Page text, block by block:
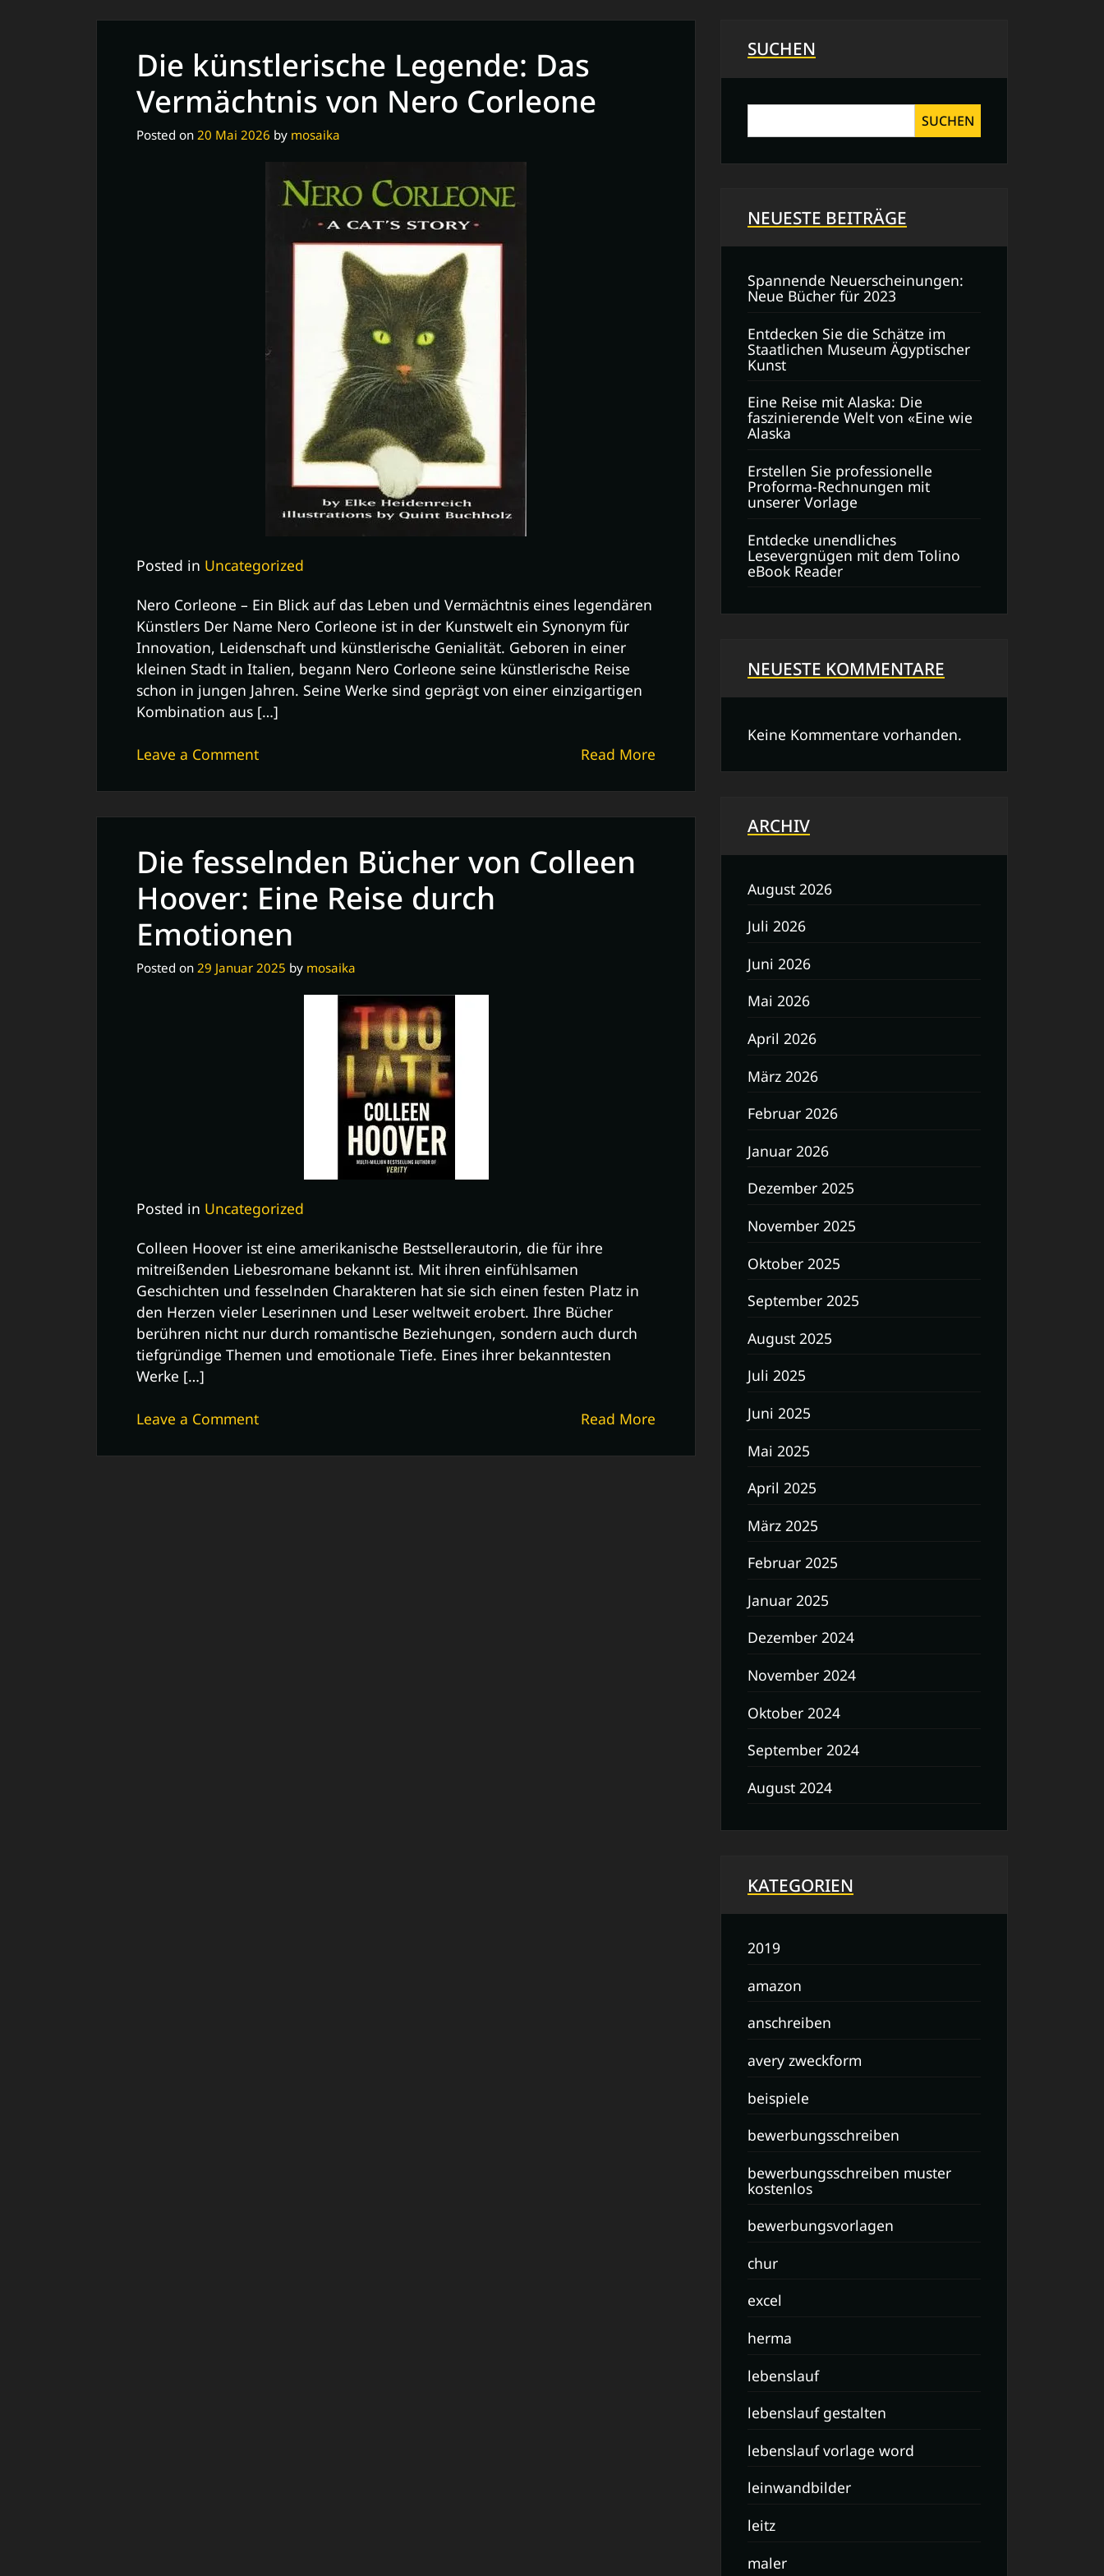
Die künstlerische Legende: Das
Vermächtnis von Nero Corleone
Posted on 20 Mai 2026 by mosaika
Posted in Uncategorized
Nero Corleone – Ein Blick auf das Leben und Vermächtnis eines legendären
Künstlers Der Name Nero Corleone ist in der Kunstwelt ein Synonym für
Innovation, Leidenschaft und künstlerische Genialität. Geboren in einer
kleinen Stadt in Italien, begann Nero Corleone seine künstlerische Reise
schon in jungen Jahren. Seine Werke sind geprägt von einer einzigartigen
Kombination aus […]
Read More
Leave a Commenton
künstlerische
Legende:
Vermächtnis
von
Nero
Corleone
Die fesselnden Bücher von Colleen
Hoover: Eine Reise durch
Emotionen
Posted on 29 Januar 2025 by mosaika
Posted in Uncategorized
Colleen Hoover ist eine amerikanische Bestsellerautorin, die für ihre
mitreißenden Liebesromane bekannt ist. Mit ihren einfühlsamen
Geschichten und fesselnden Charakteren hat sie sich einen festen Platz in
den Herzen vieler Leserinnen und Leser weltweit erobert. Ihre Bücher
berühren nicht nur durch romantische Beziehungen, sondern auch durch
tiefgründige Themen und emotionale Tiefe. Eines ihrer bekanntesten
Werke […]
Read More
Leave a Commenton
fesselnden
SUCHEN
SUCHEN
NEUESTE BEITRÄGE
Spannende Neuerscheinungen:
Neue Bücher für 2023
Entdecken Sie die Schätze im
Staatlichen Museum Ägyptischer
Kunst
Eine Reise mit Alaska: Die
faszinierende Welt von «Eine wie
Alaska
Erstellen Sie professionelle
Proforma-Rechnungen mit
unserer Vorlage
Entdecke unendliches
Lesevergnügen mit dem Tolino
eBook Reader
NEUESTE KOMMENTARE
Keine Kommentare vorhanden.
ARCHIV
August 2026
Juli 2026
Juni 2026
Mai 2026
April 2026
März 2026
Februar 2026
Januar 2026
Dezember 2025
November 2025
Oktober 2025
September 2025
August 2025
Juli 2025
Juni 2025
Mai 2025
April 2025
März 2025
Februar 2025
Januar 2025
Dezember 2024
November 2024
Oktober 2024
September 2024
August 2024
KATEGORIEN
2019
amazon
anschreiben
avery zweckform
beispiele
bewerbungsschreiben
bewerbungsschreiben muster
kostenlos
bewerbungsvorlagen
chur
excel
herma
lebenslauf
lebenslauf gestalten
lebenslauf vorlage word
leinwandbilder
leitz
maler